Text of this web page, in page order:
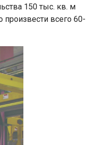
150 тыс. кв. м
произвести всего 60-